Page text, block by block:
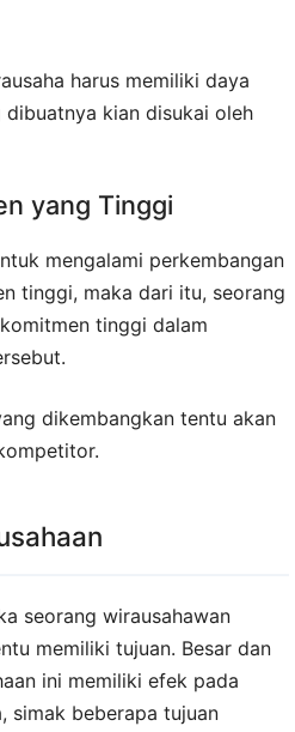
harus memiliki daya
kian disukai oleh
yang Tinggi
mengalami perkembangan
tinggi, maka dari itu, seorang
tinggi dalam
dikembangkan tentu akan
seorang wirausahawan
memiliki tujuan. Besar dan
ini memiliki efek pada
simak beberapa tujuan